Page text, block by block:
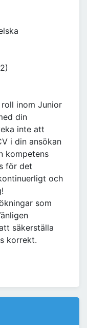
inom Junior
din
inte att
i din ansökan
kompetens
för det
och
som
säkerställa
korrekt.